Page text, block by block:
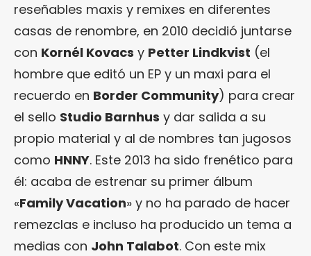
reseñables maxis y remixes en diferentes
casas de renombre, en 2010 decidió juntarse
con Kornél Kovacs y Petter Lindkvist (el
hombre que editó un EP y un maxi para el
recuerdo en Border Community) para crear
el sello Studio Barnhus y dar salida a su
propio material y al de nombres tan jugosos
como HNNY. Este 2013 ha sido frenético para
él: acaba de estrenar su primer álbum
«Family Vacation» y no ha parado de hacer
remezclas e incluso ha producido un tema a
medias con John Talabot. Con este mix